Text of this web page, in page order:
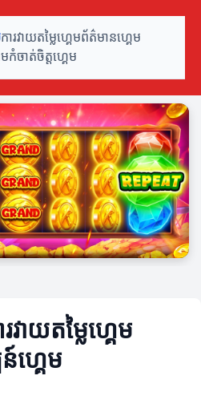
ការវាយតម្លៃហ្គេមព័ត៌មានហ្គេម
មកំចាត់ចិត្តហ្គេម
ាយតម្លៃហ្គេម
ហ្គេម